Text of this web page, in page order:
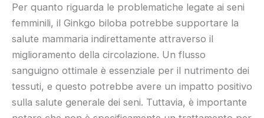
Per quanto riguarda le problematiche legate ai seni
femminili, il Ginkgo biloba potrebbe supportare la
salute mammaria indirettamente attraverso il
miglioramento della circolazione. Un flusso
sanguigno ottimale è essenziale per il nutrimento dei
tessuti, e questo potrebbe avere un impatto positivo
sulla salute generale dei seni. Tuttavia, è importante